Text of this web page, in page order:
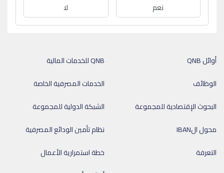
نعم لا
QNB للخدمات المالية
أوائل QNB
الخدمات المصرفية الخاصة
الوظائف
الشبكة الدولية للمجموعة
البحوث الإقتصادية للمجموعة
نظام تأمين الودائع المصرفية
محول الIBAN
خطة استمرارية الأعمال
التعرفة